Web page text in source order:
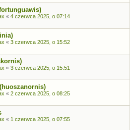
« 4 czerwca 2025, o 07:14
« 3 czerwca 2025, o 15:52
« 3 czerwca 2025, o 15:51
« 2 czerwca 2025, o 08:25
« 1 czerwca 2025, o 07:55